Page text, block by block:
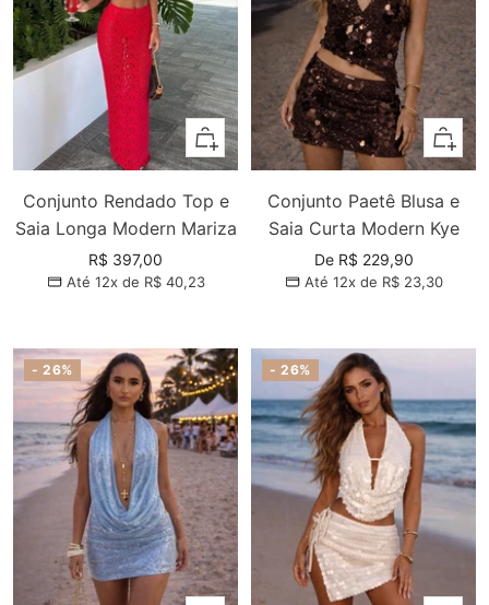
Adicionar
Conjunto Rendado Top e
Saia Longa Modern Mariza
Preço
promocional
R$ 397,00
Até 12x de R$ 40,23
Conjunto Paetê Blusa e
Saia Curta Modern Kye
Preço
promocional
De R$ 229,90
Até 12x de R$ 23,30
- 26% - 26%